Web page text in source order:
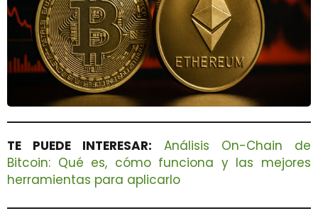
TE PUEDE INTERESAR:
Análisis On-Chain de
Bitcoin: Qué es, cómo funciona y las mejores
herramientas para aplicarlo